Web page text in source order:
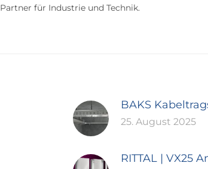
für Industrie und Technik.
BAKS
25. August 2025
RITTAL | VX25